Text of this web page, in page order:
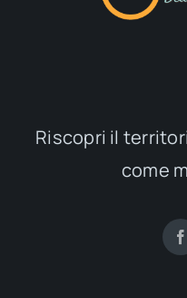
Riscopri il
come